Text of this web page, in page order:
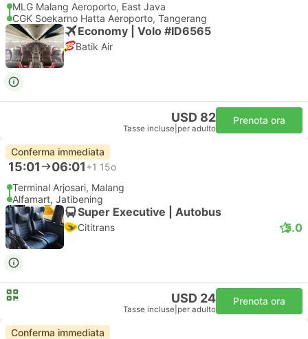
MLG Malang Aeroporto, East Java
CGK Soekarno Hatta Aeroporto, Tangerang
Economy | Volo #ID6565
Batik Air
USD 82
Tasse incluse per adulto
Prenota ora
Conferma immediata
15:01 06:01+1 15o
Terminal Arjosari, Malang
Alfamart, Jatibening
Super Executive | Autobus
Cititrans 5.0
USD 24
Tasse incluse per adulto
Prenota ora
Conferma immediata